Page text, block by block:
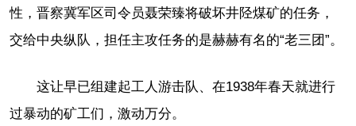
性，晋察冀军区司令员聂荣臻将破坏井陉煤矿的任务，
交给中央纵队，担任主攻任务的是赫赫有名的“老三团”。
这让早已组建起工人游击队、在1938年春天就进行
过暴动的矿工们，激动万分。